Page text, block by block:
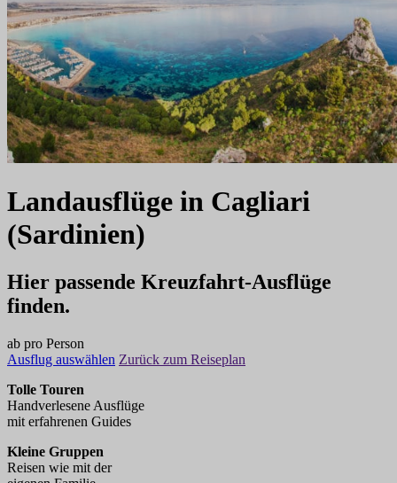
Landausflüge in Cagliari
(Sardinien)
Hier passende Kreuzfahrt-Ausflüge
finden.
ab pro Person
Ausflug auswählen Zurück zum Reiseplan
Tolle Touren
Handverlesene Ausflüge
mit erfahrenen Guides
Kleine Gruppen
Reisen wie mit der